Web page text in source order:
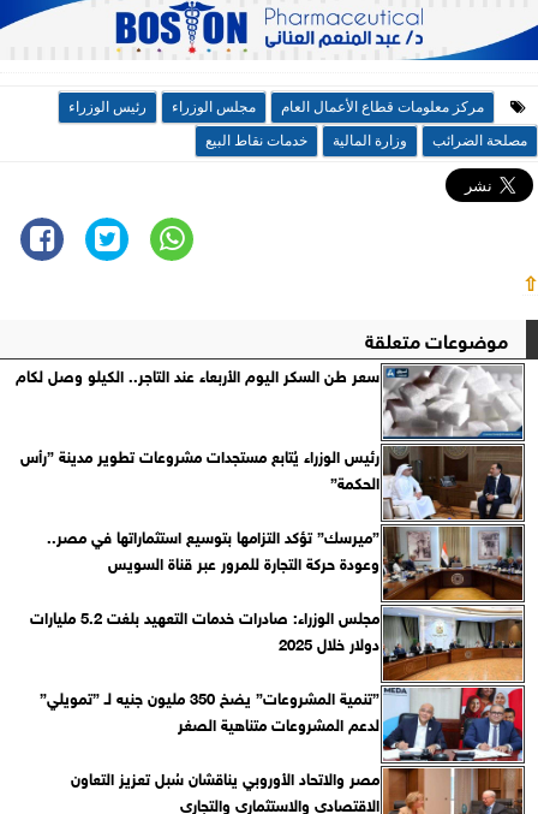
مركز معلومات قطاع الأعمال العام مجلس الوزراء
رئيس الوزراء
مصلحة الضرائب
وزارة المالية خدمات نقاط البيع
⇧
موضوعات متعلقة
سعر طن السكر اليوم الأربعاء عند التاجر.. الكيلو وصل لكام
رئيس الوزراء يُتابع مستجدات مشروعات تطوير مدينة ”رأس
الحكمة”
”ميرسك” تؤكد التزامها بتوسيع استثماراتها في مصر..
وعودة حركة التجارة للمرور عبر قناة السويس
مجلس الوزراء: صادرات خدمات التعهيد بلغت 5.2 مليارات
دولار خلال 2025
”تنمية المشروعات” يضخ 350 مليون جنيه لـ ”تمويلي”
لدعم المشروعات متناهية الصغر
مصر والاتحاد الأوروبي يناقشان سُبل تعزيز التعاون
الاقتصادي والاستثماري والتجاري